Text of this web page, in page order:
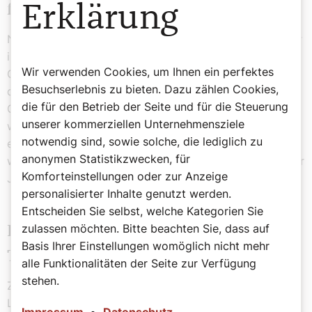
falsch?
Nein. Wenn wir zu Kindern vom „lieben Gott“ reden oder
ihn in unseren persönlichen Gebeten als den „lieben
Gott“ oder unseren „lieben Vater“ anreden, so ist das
durchaus richtig und darf nicht mit der Verharmlosung
Gottes verwechselt werden, von der gerade die Rede
war. Denn das Bild von dem guten und sich
erbarmenden, eben dem lieben und liebenden Gott, ist
wesentlich für das Alte Testament und natürlich auch für
Jesus.
Könnten Sie einen entsprechenden
Text von Jesus nennen?
Zum Beispiel das Gleichnis vom verlorenen Sohn in
Lukas 15, mein Lieblingsgleichnis. Es zeigt die
Erklärung
Wir verwenden Cookies, um Ihnen ein perfektes
Besuchserlebnis zu bieten. Dazu zählen Cookies,
die für den Betrieb der Seite und für die Steuerung
unserer kommerziellen Unternehmensziele
notwendig sind, sowie solche, die lediglich zu
anonymen Statistikzwecken, für
Komforteinstellungen oder zur Anzeige
personalisierter Inhalte genutzt werden.
Entscheiden Sie selbst, welche Kategorien Sie
zulassen möchten. Bitte beachten Sie, dass auf
Basis Ihrer Einstellungen womöglich nicht mehr
alle Funktionalitäten der Seite zur Verfügung
stehen.